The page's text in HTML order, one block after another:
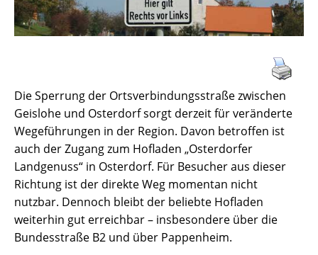
Die Sperrung der Ortsverbindungsstraße zwischen
Geislohe und Osterdorf sorgt derzeit für veränderte
Wegeführungen in der Region. Davon betroffen ist
auch der Zugang zum Hofladen „Osterdorfer
Landgenuss“ in Osterdorf. Für Besucher aus dieser
Richtung ist der direkte Weg momentan nicht
nutzbar. Dennoch bleibt der beliebte Hofladen
weiterhin gut erreichbar – insbesondere über die
Bundesstraße B2 und über Pappenheim.